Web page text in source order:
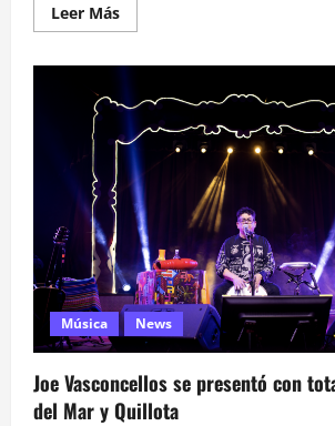
Leer MásLeer
más
Nos
da
una
«probadita»
de
su
colaboración
con
Britney
Spears
Música News
Joe Vasconcellos se presentó con
del Mar y Quillota